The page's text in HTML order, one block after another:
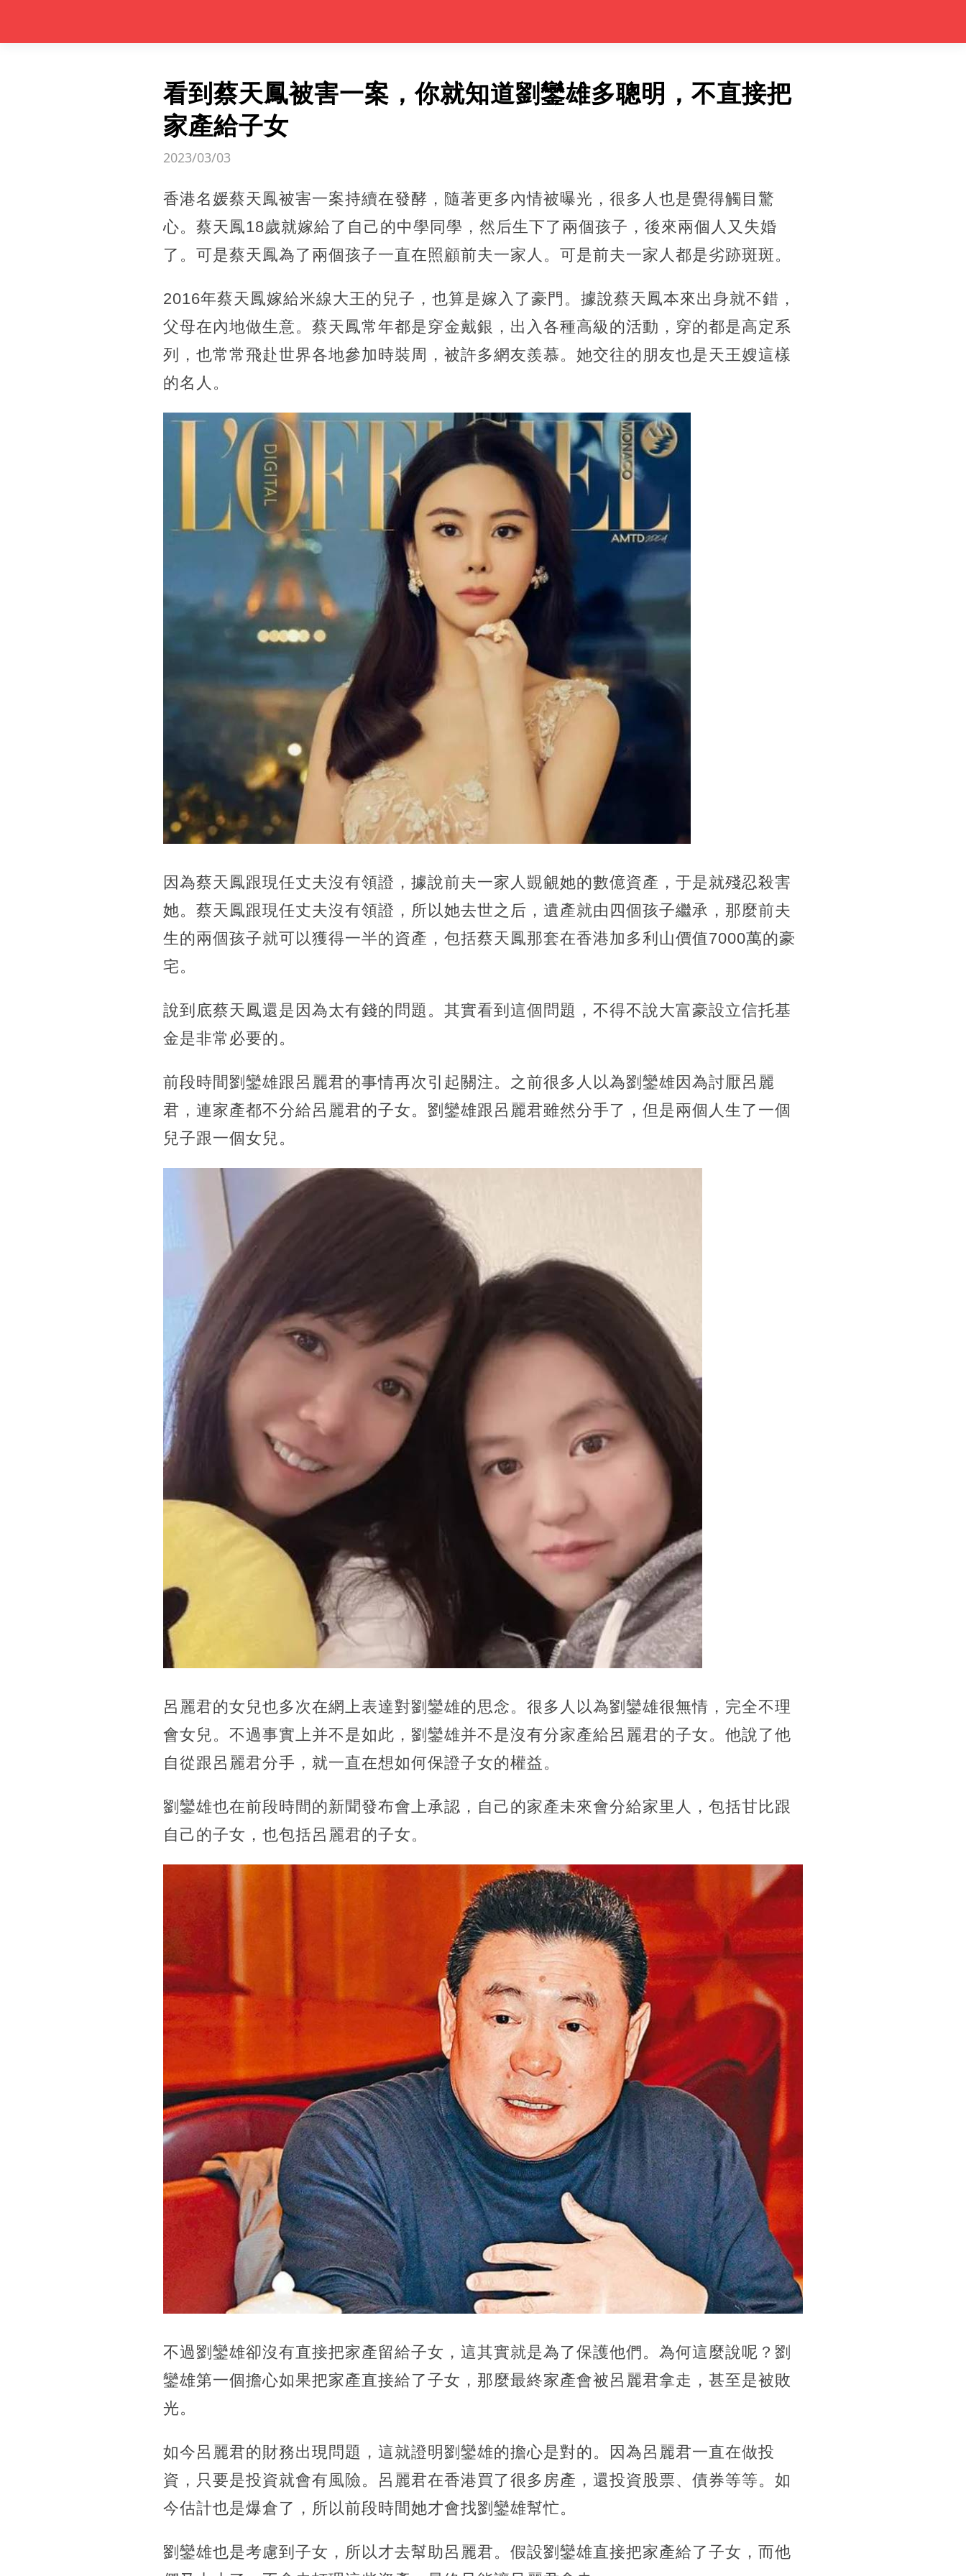
看到蔡天鳳被害一案，你就知道劉鑾雄多聰明，不直接把
家產給子女
2023/03/03
香港名媛蔡天鳳被害一案持續在發酵，隨著更多內情被曝光，很多人也是覺得觸目驚
心。蔡天鳳18歲就嫁給了自己的中學同學，然后生下了兩個孩子，後來兩個人又失婚
了。可是蔡天鳳為了兩個孩子一直在照顧前夫一家人。可是前夫一家人都是劣跡斑斑。
2016年蔡天鳳嫁給米線大王的兒子，也算是嫁入了豪門。據說蔡天鳳本來出身就不錯，
父母在內地做生意。蔡天鳳常年都是穿金戴銀，出入各種高級的活動，穿的都是高定系
列，也常常飛赴世界各地參加時裝周，被許多網友羨慕。她交往的朋友也是天王嫂這樣
的名人。
因為蔡天鳳跟現任丈夫沒有領證，據說前夫一家人覬覦她的數億資產，于是就殘忍殺害
她。蔡天鳳跟現任丈夫沒有領證，所以她去世之后，遺產就由四個孩子繼承，那麼前夫
生的兩個孩子就可以獲得一半的資產，包括蔡天鳳那套在香港加多利山價值7000萬的豪
宅。
說到底蔡天鳳還是因為太有錢的問題。其實看到這個問題，不得不說大富豪設立信托基
金是非常必要的。
前段時間劉鑾雄跟呂麗君的事情再次引起關注。之前很多人以為劉鑾雄因為討厭呂麗
君，連家產都不分給呂麗君的子女。劉鑾雄跟呂麗君雖然分手了，但是兩個人生了一個
兒子跟一個女兒。
呂麗君的女兒也多次在網上表達對劉鑾雄的思念。很多人以為劉鑾雄很無情，完全不理
會女兒。不過事實上并不是如此，劉鑾雄并不是沒有分家產給呂麗君的子女。他說了他
自從跟呂麗君分手，就一直在想如何保證子女的權益。
劉鑾雄也在前段時間的新聞發布會上承認，自己的家產未來會分給家里人，包括甘比跟
自己的子女，也包括呂麗君的子女。
不過劉鑾雄卻沒有直接把家產留給子女，這其實就是為了保護他們。為何這麼說呢？劉
鑾雄第一個擔心如果把家產直接給了子女，那麼最終家產會被呂麗君拿走，甚至是被敗
光。
如今呂麗君的財務出現問題，這就證明劉鑾雄的擔心是對的。因為呂麗君一直在做投
資，只要是投資就會有風險。呂麗君在香港買了很多房產，還投資股票、債券等等。如
今估計也是爆倉了，所以前段時間她才會找劉鑾雄幫忙。
劉鑾雄也是考慮到子女，所以才去幫助呂麗君。假設劉鑾雄直接把家產給了子女，而他